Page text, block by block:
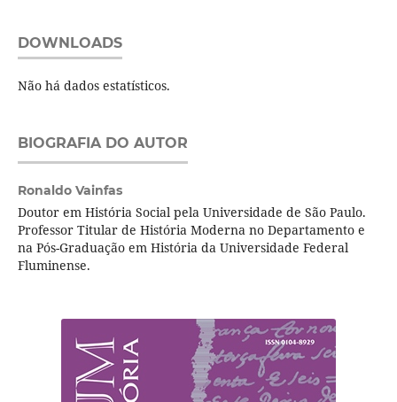
DOWNLOADS
Não há dados estatísticos.
BIOGRAFIA DO AUTOR
Ronaldo Vainfas
Doutor em História Social pela Universidade de São Paulo.
Professor Titular de História Moderna no Departamento e
na Pós-Graduação em História da Universidade Federal
Fluminense.